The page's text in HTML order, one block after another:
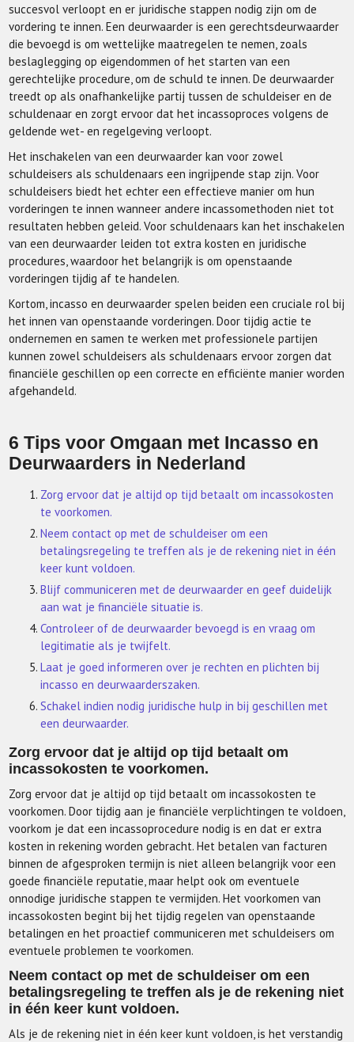
succesvol verloopt en er juridische stappen nodig zijn om de
vordering te innen. Een deurwaarder is een gerechtsdeurwaarder
die bevoegd is om wettelijke maatregelen te nemen, zoals
beslaglegging op eigendommen of het starten van een
gerechtelijke procedure, om de schuld te innen. De deurwaarder
treedt op als onafhankelijke partij tussen de schuldeiser en de
schuldenaar en zorgt ervoor dat het incassoproces volgens de
geldende wet- en regelgeving verloopt.
Het inschakelen van een deurwaarder kan voor zowel
schuldeisers als schuldenaars een ingrijpende stap zijn. Voor
schuldeisers biedt het echter een effectieve manier om hun
vorderingen te innen wanneer andere incassomethoden niet tot
resultaten hebben geleid. Voor schuldenaars kan het inschakelen
van een deurwaarder leiden tot extra kosten en juridische
procedures, waardoor het belangrijk is om openstaande
vorderingen tijdig af te handelen.
Kortom, incasso en deurwaarder spelen beiden een cruciale rol bij
het innen van openstaande vorderingen. Door tijdig actie te
ondernemen en samen te werken met professionele partijen
kunnen zowel schuldeisers als schuldenaars ervoor zorgen dat
financiële geschillen op een correcte en efficiënte manier worden
afgehandeld.
6 Tips voor Omgaan met Incasso en
Deurwaarders in Nederland
Zorg ervoor dat je altijd op tijd betaalt om incassokosten
te voorkomen.
Neem contact op met de schuldeiser om een
betalingsregeling te treffen als je de rekening niet in één
keer kunt voldoen.
Blijf communiceren met de deurwaarder en geef duidelijk
aan wat je financiële situatie is.
Controleer of de deurwaarder bevoegd is en vraag om
legitimatie als je twijfelt.
Laat je goed informeren over je rechten en plichten bij
incasso en deurwaarderszaken.
Schakel indien nodig juridische hulp in bij geschillen met
een deurwaarder.
Zorg ervoor dat je altijd op tijd betaalt om
incassokosten te voorkomen.
Zorg ervoor dat je altijd op tijd betaalt om incassokosten te
voorkomen. Door tijdig aan je financiële verplichtingen te voldoen,
voorkom je dat een incassoprocedure nodig is en dat er extra
kosten in rekening worden gebracht. Het betalen van facturen
binnen de afgesproken termijn is niet alleen belangrijk voor een
goede financiële reputatie, maar helpt ook om eventuele
onnodige juridische stappen te vermijden. Het voorkomen van
incassokosten begint bij het tijdig regelen van openstaande
betalingen en het proactief communiceren met schuldeisers om
eventuele problemen te voorkomen.
Neem contact op met de schuldeiser om een
betalingsregeling te treffen als je de rekening niet
in één keer kunt voldoen.
Als je de rekening niet in één keer kunt voldoen, is het verstandig